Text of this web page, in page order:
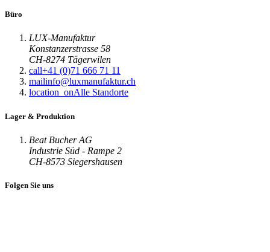
Büro
LUX-Manufaktur
Konstanzerstrasse 58
CH-8274 Tägerwilen
call+41 (0)71 666 71 11
mailinfo@luxmanufaktur.ch
location_onAlle Standorte
Lager & Produktion
Beat Bucher AG
Industrie Süd - Rampe 2
CH-8573 Siegershausen
Folgen Sie uns